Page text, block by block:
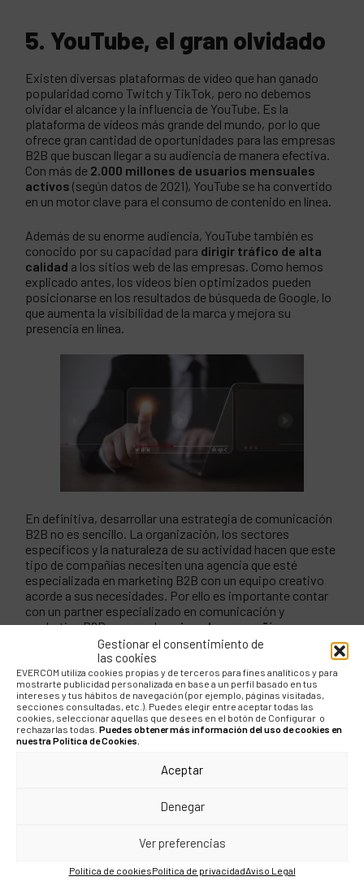
Gestionar el consentimiento de
las cookies
EVERCOM utiliza cookies propias y de terceros para fines analíticos y para
mostrarte publicidad personalizada en base a un perfil basado en tus
intereses y tus hábitos de navegación (por ejemplo, páginas visitadas,
secciones consultadas, etc.). Puedes elegir entre aceptar todas las
cookies, seleccionar aquellas que desees en el botón de Configurar o
rechazarlas todas. Puedes obtener más información del uso de cookies en
nuestra Política de Cookies.
Aceptar
Denegar
Ver preferencias
Política de cookiesPolítica de privacidadAviso Legal
5. YouTube, el gran olvidado
Existen diversas plataformas de vídeo que han ganado
popularidad como Twitch y TikTok, pero no debemos
olvidar el alcance y la influencia de YouTube. Es la
plataforma de vídeos más grande del mundo, por lo que
ofrece gran cantidad de oportunidades para las empresas
B2B que buscan llegar a su audiencia de manera efectiva.
Con más de 2.000 millones de usuarios mensuales
activos (según datos de 2021), YouTube se ha convertido
en un motor clave para el consumo de contenido en línea.
Además de su enorme audiencia, YouTube también es
conocido por su capacidad para dirigir tráfico de alta
calidad a los sitios web de las empresas. Como hemos
explicado antes, los vídeos bien optimizados pueden
posicionarse en los resultados de búsqueda de Google, lo
que aumenta la visibilidad de la marca y mejora su
presencia en línea.
En definitiva, desarrollar una estrategia de comunicación
B2B no es sencillo. La organización, los sectores
específicos y la naturaleza de su actividad hacen que este
tipo de compañías necesiten una agencia que esté
especializada en marketing B2B con un equipo creativo
acorde a sus necesidades. Por ello es importante contar
con un partner especializado en comunicación y
marketing B2B que puedaguiar a la compañía en su
camino hacia una estrategia de contenidos de
inbound marketing adecuada
, que no sea forzada y que
incremente la visibilidad de la marca.
De esta forma,la captación de leads será mucho más
efectivay la compañía podrá implementar una estrategia
digital B2B que le permita posicionarse en un mercado tan
COMPÁRTELO